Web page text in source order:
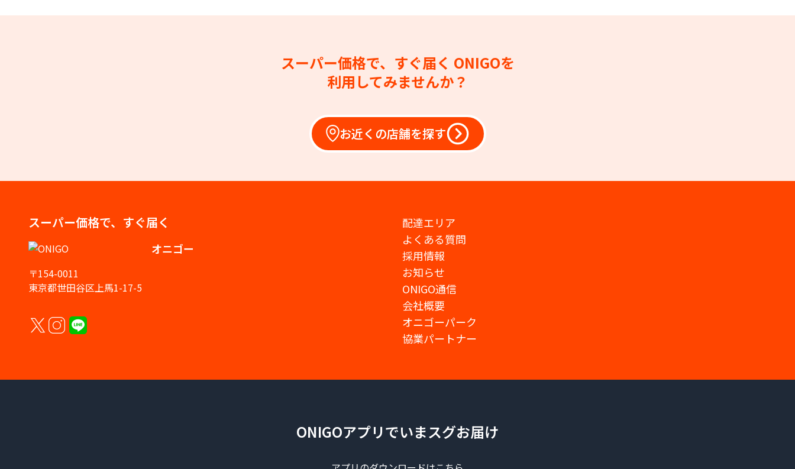
スーパー価格で、すぐ届く ONIGOを
利用してみませんか？
お近くの店舗を探す
スーパー価格で、すぐ届く
オニゴー
〒154-0011
東京都世田谷区上馬1-17-5
配達エリア
よくある質問
採用情報
お知らせ
ONIGO通信
会社概要
オニゴーパーク
協業パートナー
ONIGOアプリでいまスグお届け